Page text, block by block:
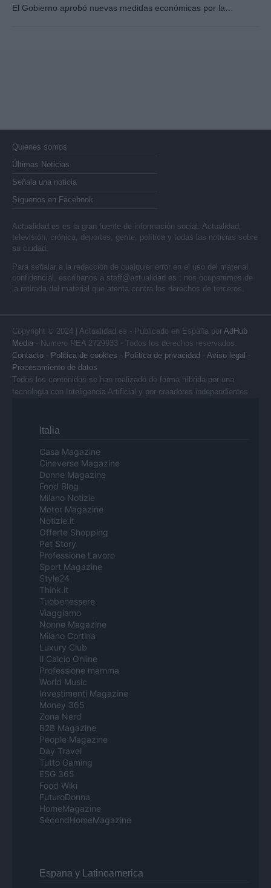
El Gobierno aprobó nuevas medidas económicas por la…
Quienes somos
Últimas Noticias
Señala una noticia
Síguenos en Facebook
Actualidad.es es la gran fuente de información social. Actualidad,
televisión, crónica, deportes, gente, política y todas las noticias sobre
su ciudad.
Para señalar a la redacción de cualquier error en el uso del material
confidencial, escríbanos a staff@actualidad.es : nos ocuparemos de
la retirada del material que atenta contra los derechos de terceros.
Copyright © 2024 | Actualidad.es - Publicado en España por AdHub
Media - Numero REA 2729933 - Todos los derechos reservados.
Contacto - Politica de cookies - Política de privacidad - Aviso legal -
Procesamiento de datos
Todos los contenidos se han realizado de forma híbrida por una
tecnología con Inteligencia Artificial y por creadores independientes
Italia
Casa Magazine
Cineverse Magazine
Donne Magazine
Food Blog
Milano Notizie
Motor Magazine
Notizie.it
Offerte Shopping
Pet Story
Professione Lavoro
Sport Magazine
Style24
Think.it
Tuobenessere
Viaggiamo
Nonne Magazine
Milano Cortina
Luxury Club
Il Calcio Online
Professione mamma
World Music
Investimenti Magazine
Money 365
Zona Nerd
B2B Magazine
People Magazine
Day Travel
Tutto Gaming
ESG 365
Food Wiki
FuturoDonna
HomeMagazine
SecondHomeMagazine
Espana y Latinoamerica